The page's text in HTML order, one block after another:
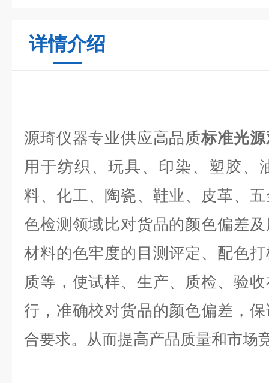
详情介绍
源琦仪器专业供应高品质标准光
用于纺织、玩具、印染、塑胶、
料、化工、陶瓷、鞋业、皮革、
色检测领域比对货品的颜色偏差
材料的色牢度的目测评定、配色
质等，使试样、生产、质检、验
行，准确校对货品的颜色偏差，
合要求。从而提高产品质量和市场